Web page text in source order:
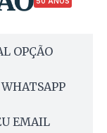
OPÇÃO
EMAIL